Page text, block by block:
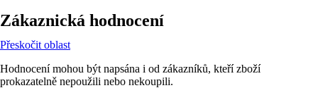
Zákaznická hodnocení
Přeskočit oblast
Hodnocení mohou být napsána i od zákazníků, kteří zboží
prokazatelně nepoužili nebo nekoupili.